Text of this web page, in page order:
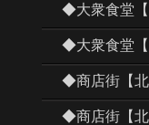
◆大衆食堂【
◆大衆食堂【
◆商店街【北
◆商店街【北